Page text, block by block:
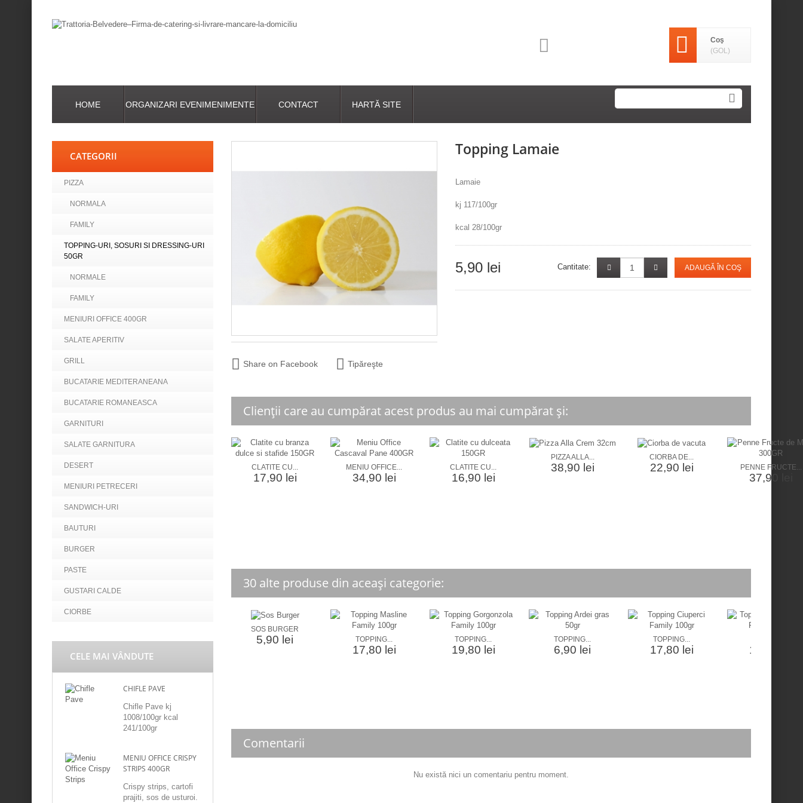
HOME ORGANIZARI EVENIMENIMENTE CONTACT HARTĂ SITE
Coş
(GOL)
CATEGORII
PIZZA
NORMALA
FAMILY
TOPPING-URI, SOSURI SI DRESSING-URI
50GR
NORMALE
FAMILY
MENIURI OFFICE 400GR
SALATE APERITIV
GRILL
BUCATARIE MEDITERANEANA
BUCATARIE ROMANEASCA
GARNITURI
SALATE GARNITURA
DESERT
MENIURI PETRECERI
SANDWICH-URI
BAUTURI
BURGER
PASTE
GUSTARI CALDE
CIORBE
CELE MAI VÂNDUTE
CHIFLE PAVE
Chifle Pave kj
1008/100gr kcal
241/100gr
MENIU OFFICE CRISPY
STRIPS 400GR
Crispy strips, cartofi
prajiti, sos de usturoi.
Share on Facebook Tipăreşte
Topping Lamaie
Lamaie
kj 117/100gr
kcal 28/100gr
5,90 lei ADAUGĂ ÎN COŞ
Cantitate:
Clienții care au cumpărat acest produs au mai cumpărat și:
CLATITE CU...
17,90 lei
MENIU OFFICE...
34,90 lei
CLATITE CU...
16,90 lei
PIZZA ALLA...
38,90 lei
CIORBA DE...
22,90 lei PENNE FRUCTE...
37,90 lei
30 alte produse din aceași categorie:
SOS BURGER
5,90 lei TOPPING...
17,80 lei
TOPPING...
19,80 lei
TOPPING...
6,90 lei
TOPPING...
17,80 lei 17,80 lei
Comentarii
Nu există nici un comentariu pentru moment.